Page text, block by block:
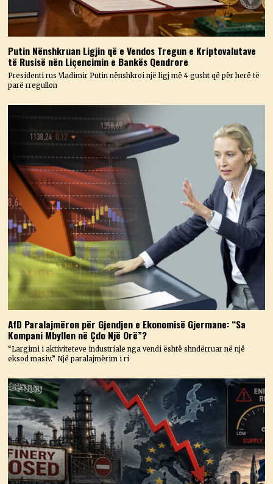
Putin Nënshkruan Ligjin që e Vendos Tregun e Kriptovalutave
të Rusisë nën Liçencimin e Bankës Qendrore
Presidenti rus Vladimir Putin nënshkroi një ligj më 4 gusht që për herë të
parë rregullon
AfD Paralajmëron për Gjendjen e Ekonomisë Gjermane: “Sa
Kompani Mbyllen në Çdo Një Orë”?
“Largimi i aktiviteteve industriale nga vendi është shndërruar në një
eksod masiv.” Një paralajmërim i ri